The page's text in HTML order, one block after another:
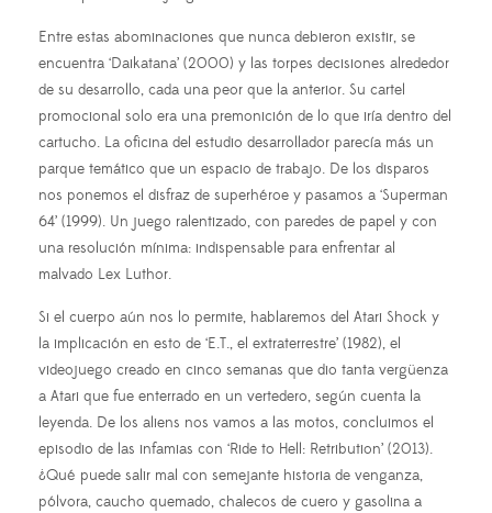
Entre estas abominaciones que nunca debieron existir, se
encuentra ‘Daikatana’ (2000) y las torpes decisiones alrededor
de su desarrollo, cada una peor que la anterior. Su cartel
promocional solo era una premonición de lo que iría dentro del
cartucho. La oficina del estudio desarrollador parecía más un
parque temático que un espacio de trabajo. De los disparos
nos ponemos el disfraz de superhéroe y pasamos a ‘Superman
64’ (1999). Un juego ralentizado, con paredes de papel y con
una resolución mínima: indispensable para enfrentar al
malvado Lex Luthor.
Si el cuerpo aún nos lo permite, hablaremos del Atari Shock y
la implicación en esto de ‘E.T., el extraterrestre’ (1982), el
videojuego creado en cinco semanas que dio tanta vergüenza
a Atari que fue enterrado en un vertedero, según cuenta la
leyenda. De los aliens nos vamos a las motos, concluimos el
episodio de las infamias con ‘Ride to Hell: Retribution’ (2013).
¿Qué puede salir mal con semejante historia de venganza,
pólvora, caucho quemado, chalecos de cuero y gasolina a